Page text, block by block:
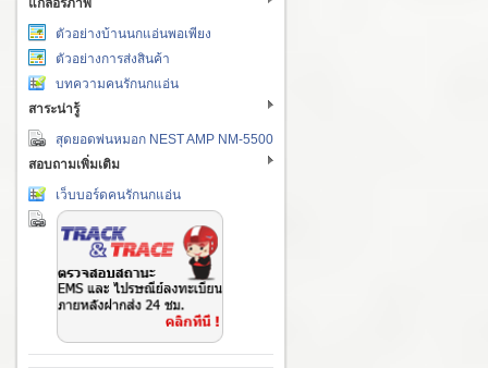
แกลอรี่ภาพ
ตัวอย่างบ้านนกแอ่นพอเพียง
ตัวอย่างการส่งสินค้า
บทความคนรักนกแอ่น
สาระน่ารู้
สุดยอดพ่นหมอก NEST AMP NM-5500
สอบถามเพิ่มเติม
เว็บบอร์ดคนรักนกแอ่น